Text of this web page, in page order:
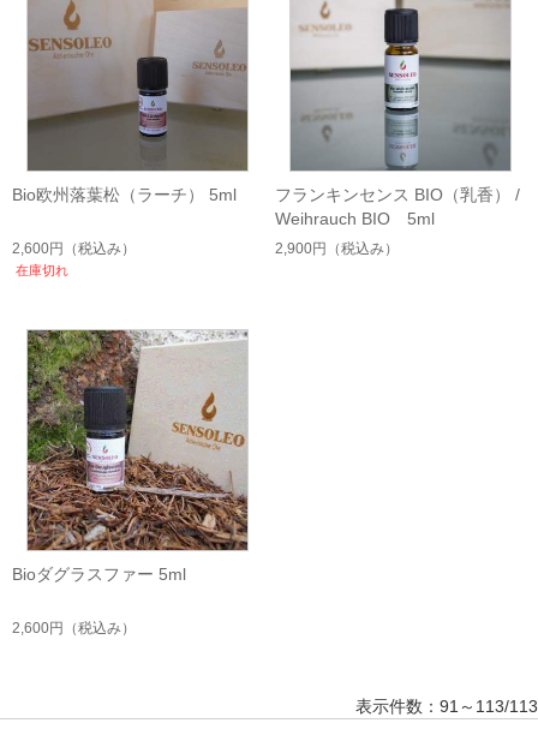
Bio欧州落葉松（ラーチ） 5ml
2,600円 （税込み）
在庫切れ
フランキンセンス BIO（乳香） /
Weihrauch BIO 5ml
2,900円 （税込み）
Bioダグラスファー 5ml
2,600円 （税込み）
表示件数：91～113/113